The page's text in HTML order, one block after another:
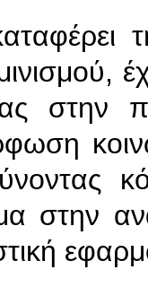
στην
στην